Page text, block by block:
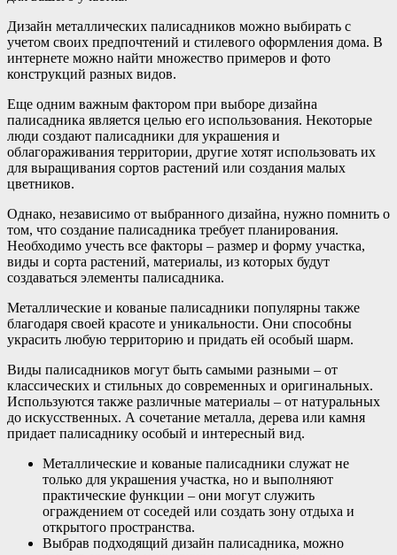
Дизайн металлических палисадников можно выбирать с
учетом своих предпочтений и стилевого оформления дома. В
интернете можно найти множество примеров и фото
конструкций разных видов.
Еще одним важным фактором при выборе дизайна
палисадника является целью его использования. Некоторые
люди создают палисадники для украшения и
облагораживания территории, другие хотят использовать их
для выращивания сортов растений или создания малых
цветников.
Однако, независимо от выбранного дизайна, нужно помнить о
том, что создание палисадника требует планирования.
Необходимо учесть все факторы – размер и форму участка,
виды и сорта растений, материалы, из которых будут
создаваться элементы палисадника.
Металлические и кованые палисадники популярны также
благодаря своей красоте и уникальности. Они способны
украсить любую территорию и придать ей особый шарм.
Виды палисадников могут быть самыми разными – от
классических и стильных до современных и оригинальных.
Используются также различные материалы – от натуральных
до искусственных. А сочетание металла, дерева или камня
придает палисаднику особый и интересный вид.
Металлические и кованые палисадники служат не
только для украшения участка, но и выполняют
практические функции – они могут служить
ограждением от соседей или создать зону отдыха и
открытого пространства.
Выбрав подходящий дизайн палисадника, можно